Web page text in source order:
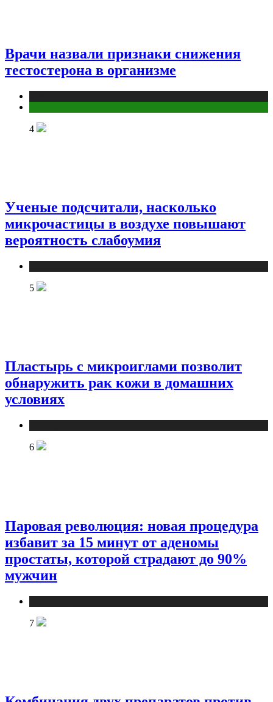
Врачи назвали признаки снижения
тестостерона в организме
4
Ученые подсчитали, насколько
микрочастицы в воздухе повышают
вероятность слабоумия
5
Пластырь с микроиглами позволит
обнаружить рак кожи в домашних
условиях
6
Паровая революция: новая процедура
избавит за 15 минут от аденомы
простаты, которой страдают до 90%
мужчин
7